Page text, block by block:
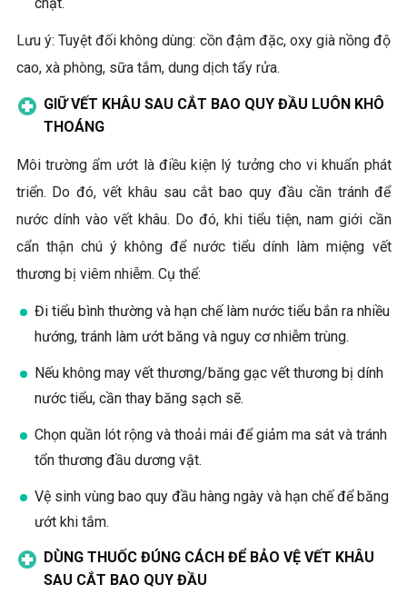
Lưu ý: Tuyệt đối không dùng: cồn đậm đặc, oxy già nồng độ
cao, xà phòng, sữa tắm, dung dịch tẩy rửa.
GIỮ VẾT KHÂU SAU CẮT BAO QUY ĐẦU LUÔN KHÔ
THOÁNG
Môi trường ẩm ướt là điều kiện lý tưởng cho vi khuẩn phát
triển. Do đó, vết khâu sau cắt bao quy đầu cần tránh để
nước dính vào vết khâu. Do đó, khi tiểu tiện, nam giới cần
cẩn thận chú ý không để nước tiểu dính làm miệng vết
thương bị viêm nhiễm. Cụ thể:
Đi tiểu bình thường và hạn chế làm nước tiểu bắn ra nhiều
hướng, tránh làm ướt băng và nguy cơ nhiễm trùng.
Nếu không may vết thương/băng gạc vết thương bị dính
nước tiểu, cần thay băng sạch sẽ.
Chọn quần lót rộng và thoải mái để giảm ma sát và tránh
tổn thương đầu dương vật.
Vệ sinh vùng bao quy đầu hàng ngày và hạn chế để băng
ướt khi tắm.
DÙNG THUỐC ĐÚNG CÁCH ĐỂ BẢO VỆ VẾT KHÂU
SAU CẮT BAO QUY ĐẦU